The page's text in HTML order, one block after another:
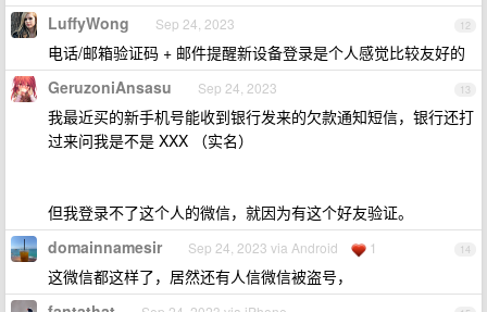
12
LuffyWong Sep 24, 2023
电话/邮箱验证码 + 邮件提醒新设备登录是个人感觉比较友好的
13
GeruzoniAnsasu Sep 24, 2023
我最近买的新手机号能收到银行发来的欠款通知短信，银行还打
过来问我是不是 XXX （实名）
但我登录不了这个人的微信，就因为有这个好友验证。
14
domainnamesir Sep 24, 2023 via Android 1
这微信都这样了，居然还有人信微信被盗号，